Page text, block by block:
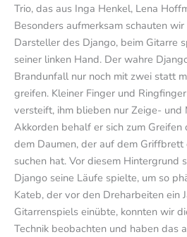
Trio, das aus Inga Henkel, Lena
Besonders aufmerksam schauten
Darsteller des Django, beim Gitarre
seiner linken Hand. Der wahre
Brandunfall nur noch mit zwei statt
greifen. Kleiner Finger und
versteift, ihm blieben nur Zeige- und
Akkorden behalf er sich zum
dem Daumen, der auf dem Griffbrett
suchen hat. Vor diesem Hintergrund
Django seine Läufe spielte, um so
Kateb, der vor den Dreharbeiten ein
Gitarrenspiels einübte, konnten wir
Technik beobachten und haben das